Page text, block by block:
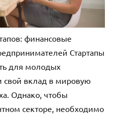
финансовые
Стартапы
для молодых
свой вклад в мировую
Однако, чтобы
секторе, необходимо